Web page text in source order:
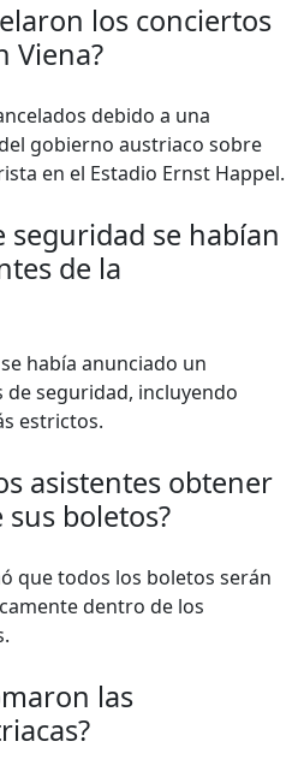
los conciertos
Viena?
debido a una
gobierno austriaco sobre
en el Estadio Ernst Happel.
seguridad se habían
de la
había anunciado un
seguridad, incluyendo
estrictos.
asistentes obtener
boletos?
que todos los boletos serán
dentro de los
las